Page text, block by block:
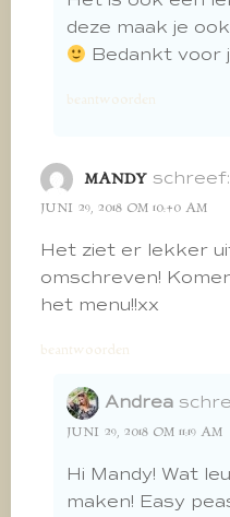
deze maak je
Bedankt voor
beantwoorden
MANDY schreef:
JUNI 29, 2018 OM 10:40 AM
Het ziet er lekker
omschreven!
het menu!!xx
beantwoorden
Andrea
JUNI 29, 2018 OM 11:19 AM
Hi Mandy! Wat
maken! Easy